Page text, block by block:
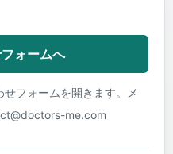
ォームへ
フォームを開きます。メ
me.com